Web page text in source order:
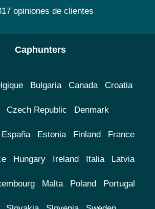
opiniones de clientes
Caphunters
Bulgaria Canada Croatia
Czech Republic Denmark
España Estonia Finland France
Hungary Ireland Italia Latvia
Malta Poland Portugal